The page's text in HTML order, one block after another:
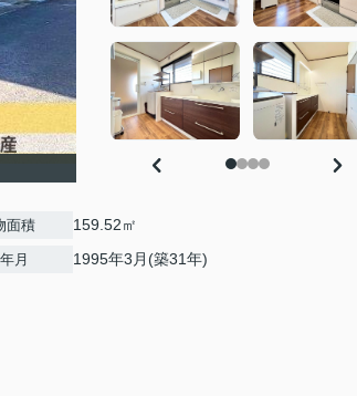
面積 159.52㎡
月 1995年3月(築31年)